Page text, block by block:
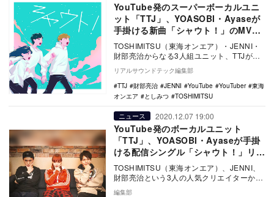
YouTube発のスーパーボーカルユニ
ット「TTJ」、YOASOBI・Ayaseが
手掛ける新曲「シャウト！」のMV解
禁
TOSHIMITSU（東海オンエア）・JENNI・
財部亮治からなる3人組ユニット、TTJが本
日1月15日に先月配信リリースをした…
リアルサウンドテック編集部
TTJ
財部亮治 JENNI YouTube YouTuber
東海
オンエア
としみつ TOSHIMITSU
ニュース 2020.12.07 19:00
YouTube発のボーカルユニット
「TTJ」、YOASOBI・Ayaseが手掛
ける配信シングル「シャウト！」リリ
ース決定
TOSHIMITSU（東海オンエア）、JENNI、
財部亮治という3人の人気クリエイターから
なるボーカルユニット「TTJ」が12月…
編集部